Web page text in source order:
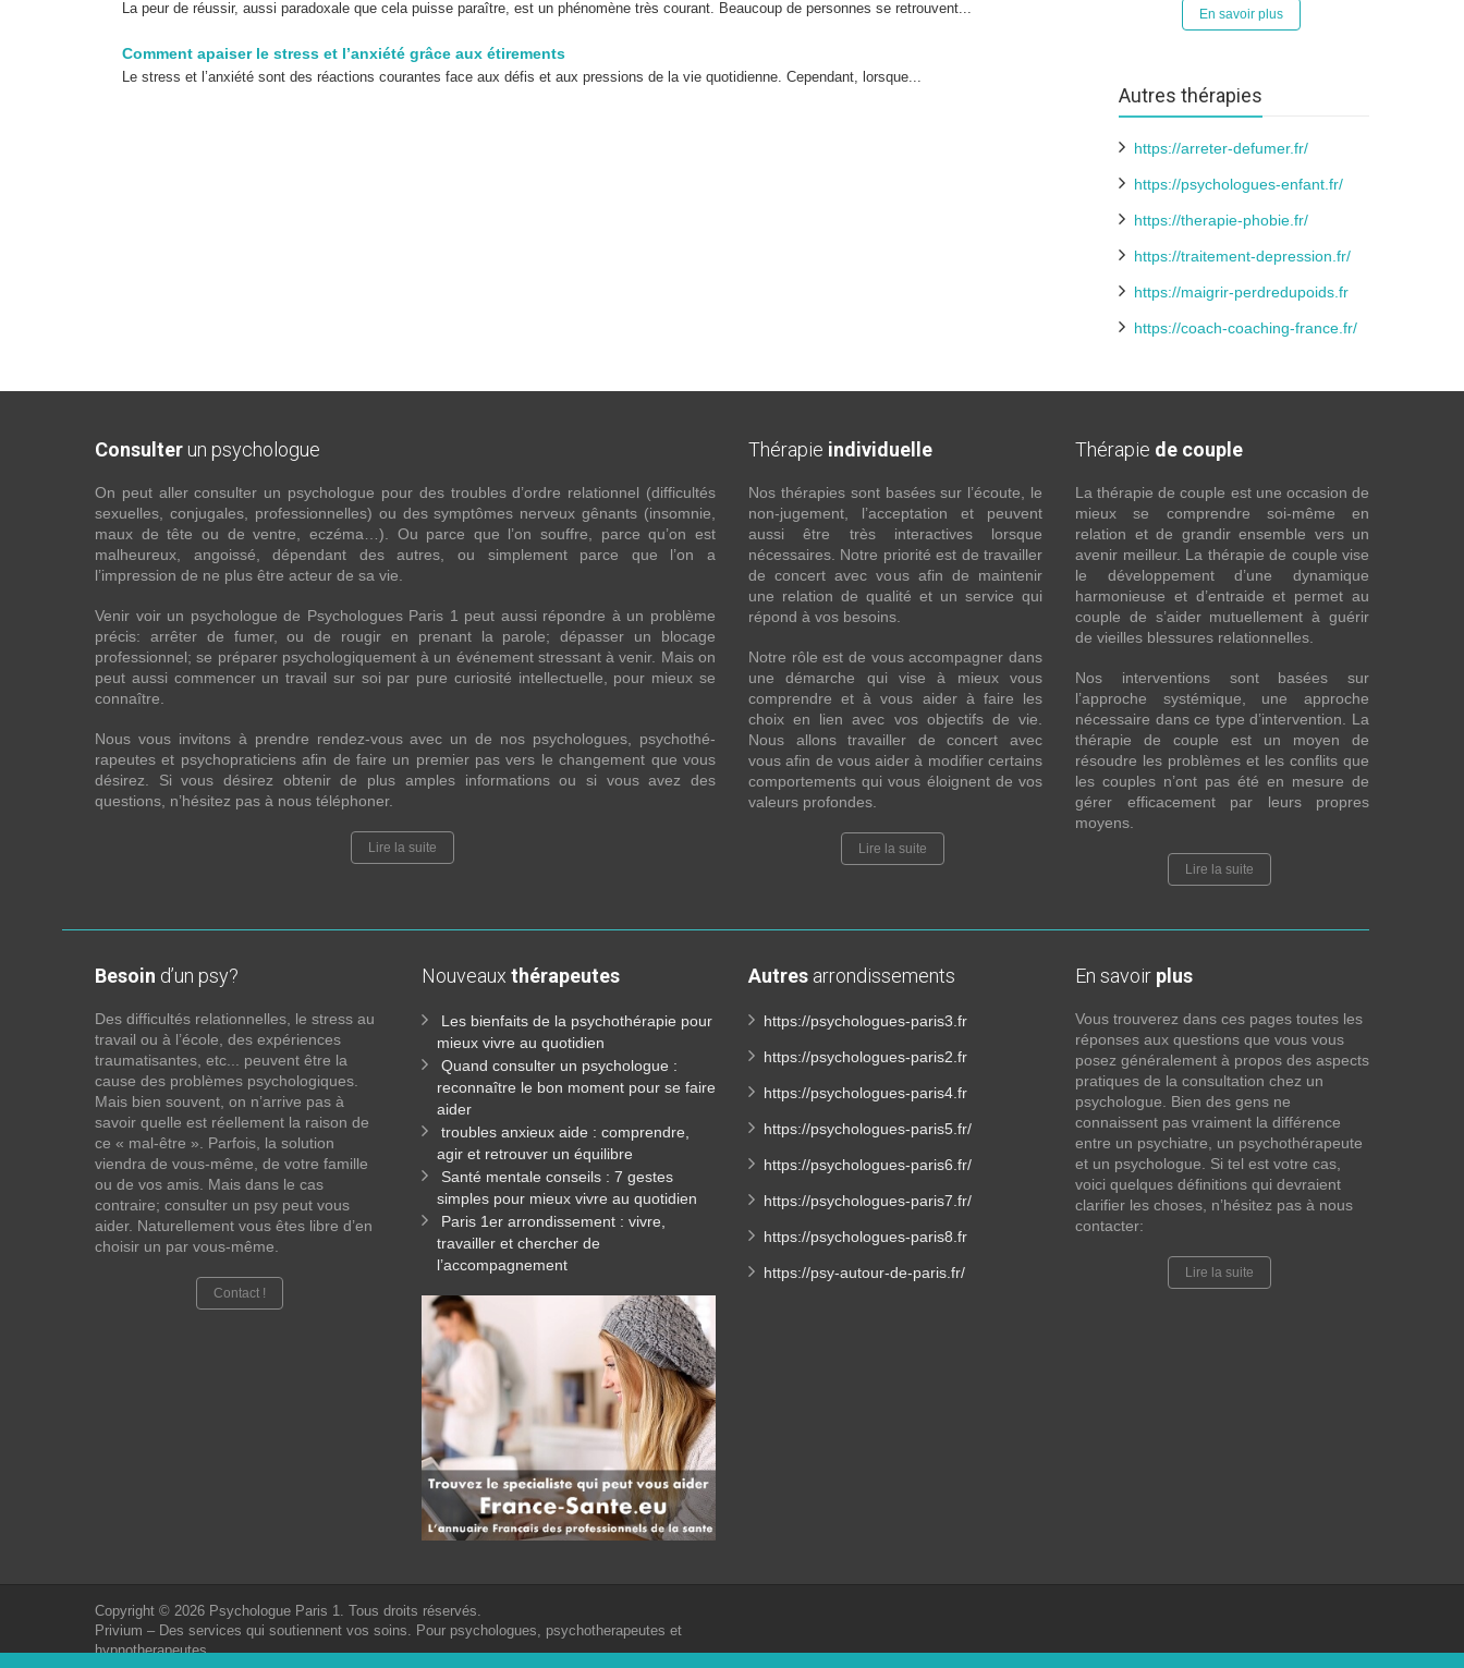
La peur de réussir, aussi paradoxale que cela puisse paraître, est un phénomène très courant. Beaucoup de personnes se retrouvent...
Comment apaiser le stress et l’anxiété grâce aux étirements
Le stress et l’anxiété sont des réactions courantes face aux défis et aux pressions de la vie quotidienne. Cependant, lorsque...
En savoir plus
Autres thérapies
https://arreter-defumer.fr/
https://psychologues-enfant.fr/
https://therapie-phobie.fr/
https://traitement-depression.fr/
https://maigrir-perdredupoids.fr
https://coach-coaching-france.fr/
Consulter un psychologue
On peut aller consulter un psychologue pour des troubles d’ordre relationnel (difficultés
sexuelles, conjugales, professionnelles) ou des symptômes nerveux gênants (insomnie,
maux de tête ou de ventre, eczéma…). Ou parce que l’on souffre, parce qu’on est
malheureux, angoissé, dépendant des autres, ou simplement parce que l’on a
l’impression de ne plus être acteur de sa vie.
Venir voir un psychologue de Psychologues Paris 1 peut aussi répondre à un problème
précis: arrêter de fumer, ou de rougir en prenant la parole; dépasser un blocage
professionnel; se préparer psychologiquement à un événement stressant à venir. Mais on
peut aussi commencer un travail sur soi par pure curiosité intellectuelle, pour mieux se
connaître.
Nous vous invitons à prendre rendez-vous avec un de nos psychologues, psychothé-
rapeutes et psychopraticiens afin de faire un premier pas vers le changement que vous
désirez. Si vous désirez obtenir de plus amples informations ou si vous avez des
questions, n’hésitez pas à nous téléphoner.
Lire la suite
Thérapie individuelle
Nos thérapies sont basées sur l’écoute, le
non-jugement, l’acceptation et peuvent
aussi être très interactives lorsque
nécessaires. Notre priorité est de travailler
de concert avec vous afin de maintenir
une relation de qualité et un service qui
répond à vos besoins.
Notre rôle est de vous accompagner dans
une démarche qui vise à mieux vous
comprendre et à vous aider à faire les
choix en lien avec vos objectifs de vie.
Nous allons travailler de concert avec
vous afin de vous aider à modifier certains
comportements qui vous éloignent de vos
valeurs profondes.
Lire la suite
Thérapie de couple
La thérapie de couple est une occasion de
mieux se comprendre soi-même en
relation et de grandir ensemble vers un
avenir meilleur. La thérapie de couple vise
le développement d’une dynamique
harmonieuse et d’entraide et permet au
couple de s’aider mutuellement à guérir
de vieilles blessures relationnelles.
Nos interventions sont basées sur
l’approche systémique, une approche
nécessaire dans ce type d’intervention. La
thérapie de couple est un moyen de
résoudre les problèmes et les conflits que
les couples n’ont pas été en mesure de
gérer efficacement par leurs propres
moyens.
Lire la suite
Besoin d’un psy?
Des difficultés relationnelles, le stress au
travail ou à l’école, des expériences
traumatisantes, etc... peuvent être la
cause des problèmes psychologiques.
Mais bien souvent, on n’arrive pas à
savoir quelle est réellement la raison de
ce « mal-être ». Parfois, la solution
viendra de vous-même, de votre famille
ou de vos amis. Mais dans le cas
contraire; consulter un psy peut vous
aider. Naturellement vous êtes libre d’en
choisir un par vous-même.
Contact !
Nouveaux thérapeutes
Les bienfaits de la psychothérapie pour
mieux vivre au quotidien
Quand consulter un psychologue :
reconnaître le bon moment pour se faire
aider
troubles anxieux aide : comprendre,
agir et retrouver un équilibre
Santé mentale conseils : 7 gestes
simples pour mieux vivre au quotidien
Paris 1er arrondissement : vivre,
travailler et chercher de
l’accompagnement
Autres arrondissements
https://psychologues-paris3.fr
https://psychologues-paris2.fr
https://psychologues-paris4.fr
https://psychologues-paris5.fr/
https://psychologues-paris6.fr/
https://psychologues-paris7.fr/
https://psychologues-paris8.fr
https://psy-autour-de-paris.fr/
En savoir plus
Vous trouverez dans ces pages toutes les
réponses aux questions que vous vous
posez généralement à propos des aspects
pratiques de la consultation chez un
psychologue. Bien des gens ne
connaissent pas vraiment la différence
entre un psychiatre, un psychothérapeute
et un psychologue. Si tel est votre cas,
voici quelques définitions qui devraient
clarifier les choses, n’hésitez pas à nous
contacter:
Lire la suite
Copyright © 2026 Psychologue Paris 1. Tous droits réservés.
Privium – Des services qui soutiennent vos soins. Pour psychologues, psychotherapeutes et
hypnotherapeutes.